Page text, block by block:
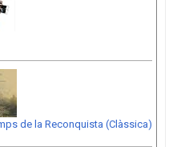
de la Reconquista (Clàssica)